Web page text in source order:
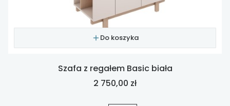
Do koszyka
Szafa z regałem Basic biała
Cena
2 750,00 zł